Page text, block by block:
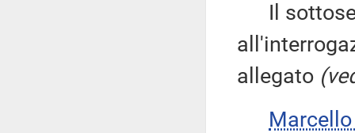
Il
allegato